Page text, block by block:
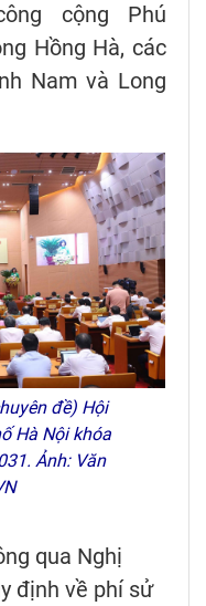
cộng Phú
Hồng Hà, các
Nam và Long
đề) Hội
Hà Nội khóa
Ảnh: Văn
qua Nghị
định về phí sử